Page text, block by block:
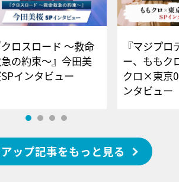
クロスロード ～救命
の約束～』今田美
SPインタビュー
『マジプロ
ー、ももク
クロ×東京
ンタビュー
ップ記事をもっと見る